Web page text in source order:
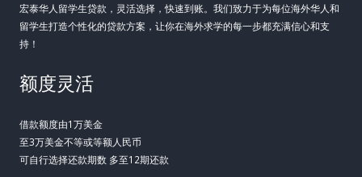
宏泰华人留学生贷款，灵活选择，快速到账。我们致力于为每位海外华人和
留学生打造个性化的贷款方案，让你在海外求学的每一步都充满信心和支
持！
额度灵活
借款额度由1万美金
至3万美金不等或等额人民币
可自行选择还款期数 多至12期还款